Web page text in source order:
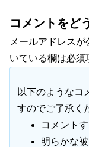
コメントをど
メールアドレスが
いている欄は必須
以下のようなコ
すのでご了承く
コメント
明らかな